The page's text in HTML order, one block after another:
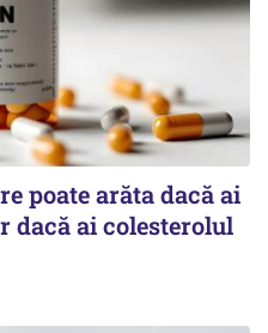
poate arăta dacă ai
dacă ai colesterolul